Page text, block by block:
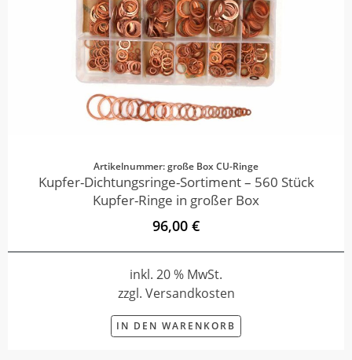
Artikelnummer: große Box CU-Ringe
Kupfer-Dichtungsringe-Sortiment – 560 Stück
Kupfer-Ringe in großer Box
96,00 €
inkl. 20 % MwSt.
zzgl. Versandkosten
IN DEN WARENKORB